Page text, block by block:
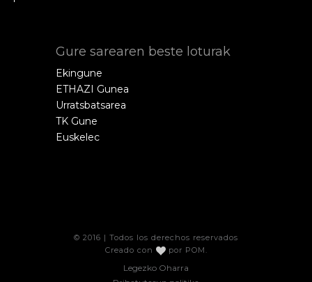
Gure sarearen beste loturak
Ekingune
ETHAZI Gunea
Urratsbatsarea
TK Gune
Euskelec
© 2016 | Todos los derechos reservados
Creado con
por POM .
Legezko Oharra